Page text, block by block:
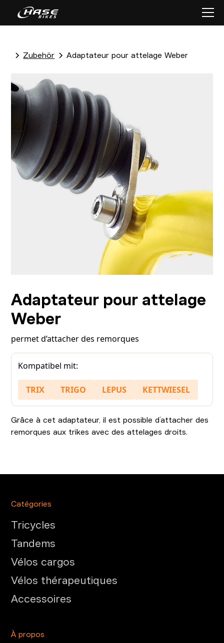
Zubehör Adaptateur pour attelage Weber
Adaptateur pour attelage
Weber
permet d’attacher des remorques
Kompatibel mit:
TRIX TRIGO LEPUS KETTWIESEL
Grâce à cet adaptateur, il est possible d’attacher des
remorques aux trikes avec des attelages droits.
Catégories
Tricycles
Tandems
Vélos cargos
Vélos thérapeutiques
Accessoires
À propos